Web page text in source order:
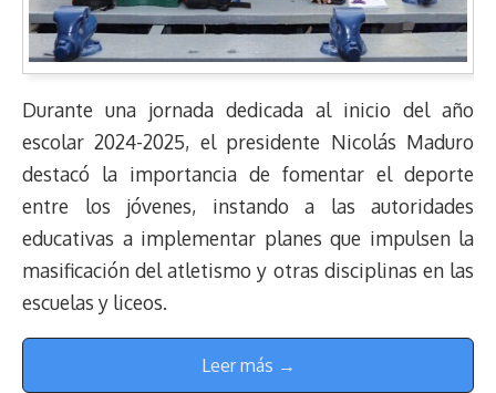
Durante una jornada dedicada al inicio del año
escolar 2024-2025, el presidente Nicolás Maduro
destacó la importancia de fomentar el deporte
entre los jóvenes, instando a las autoridades
educativas a implementar planes que impulsen la
masificación del atletismo y otras disciplinas en las
escuelas y liceos.
Leer más →